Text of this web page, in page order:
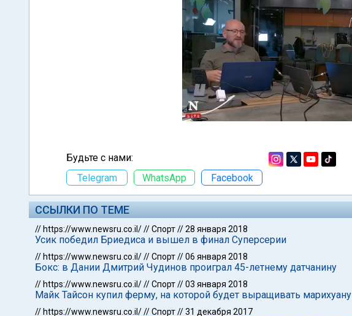
Будьте с нами:
Telegram
WhatsApp Facebook
ССЫЛКИ ПО ТЕМЕ
// https://www.newsru.co.il///Спорт//28 января 2018
Усик победил Бриедиса и вышел в финал Суперсерии
// https://www.newsru.co.il///Спорт//06 января 2018
Бокс: в Дании Дмитрий Чудинов проиграл 45-летнему датчанину
// https://www.newsru.co.il///Спорт//03 января 2018
Майк Тайсон купил ферму, на которой будет выращивать марихуану
// https://www.newsru.co.il///Спорт//31 декабря 2017